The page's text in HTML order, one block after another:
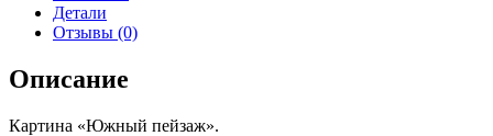
Детали
Отзывы (0)
Описание
Картина «Южный пейзаж».